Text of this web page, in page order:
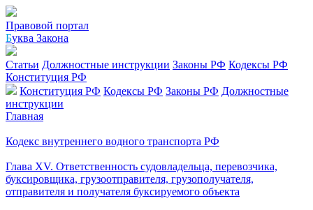
Правовой портал
Буква Закона
Статьи Должностные инструкции Законы РФ Кодексы РФ
Конституция РФ
Конституция РФ Кодексы РФ Законы РФ Должностные
инструкции
Главная
Кодекс внутреннего водного транспорта РФ
Глава XV. Ответственность судовладельца, перевозчика,
буксировщика, грузоотправителя, грузополучателя,
отправителя и получателя буксируемого объекта